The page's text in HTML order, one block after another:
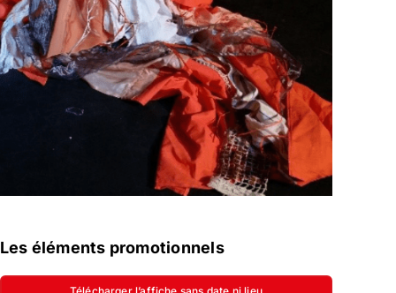
Les éléments promotionnels